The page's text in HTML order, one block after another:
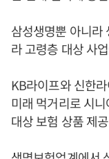
삼성생명뿐 아니라
라 고령층 대상 사
KB라이프와 신한
미래 먹거리로 시
대상 보험 상품 제